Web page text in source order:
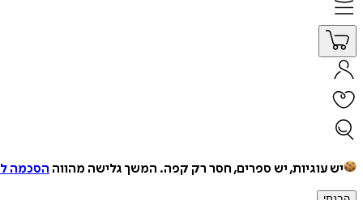
יש עוגיות, יש ספרים, חסר רק קפה. המשך גלישה מהווה הסכמה